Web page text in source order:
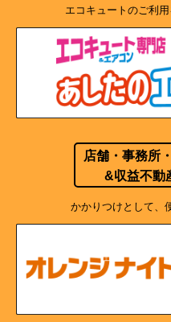
エコキュートのご利
店舗・事務所
&収益不動
かかりつけとして、